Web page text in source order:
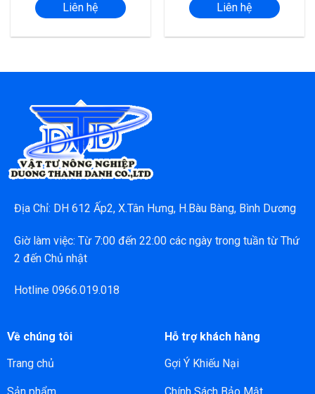
Liên hệ Liên hệ
Địa Chỉ: DH 612 Ấp2, X.Tân Hưng, H.Bàu Bàng, Bình Dương
Giờ làm việc: Từ 7:00 đến 22:00 các ngày trong tuần từ Thứ
2 đến Chủ nhật
Hotline 0966.019.018
Về chúng tôi
Trang chủ
Sản phẩm
Hỗ trợ khách hàng
Gợi Ý Khiếu Nại
Chính Sách Bảo Mật